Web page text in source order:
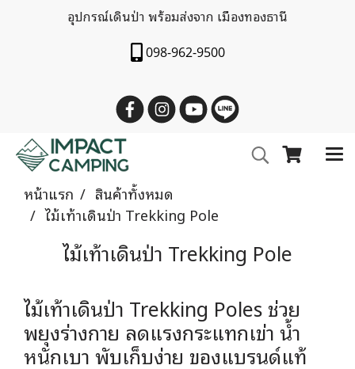
อุปกรณ์เดินป่า พร้อมส่งจาก เมืองทองธานี
098-962-9500
หน้าแรก
สินค้าทั้งหมด
ไม้เท้าเดินป่า Trekking Pole
ไม้เท้าเดินป่า Trekking Pole
ไม้เท้าเดินป่า Trekking Poles ช่วย
พยุงร่างกาย ลดแรงกระแทกเข่า น้ำ
หนักเบา พับเก็บง่าย ของแบรนด์แท้